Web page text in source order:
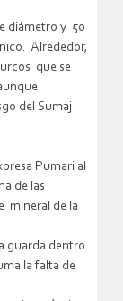
diámetro y 50
Alrededor,
que se
del Sumaj
Pumari al
de las
mineral de la
guarda dentro
la falta de